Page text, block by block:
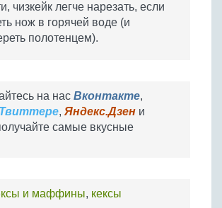
чизкейк легче нарезать, если
нож в горячей воде (и
полотенцем).
на нас Вконтакте,
Твиттере, Яндекс.Дзен и
самые вкусные
и маффины, кексы